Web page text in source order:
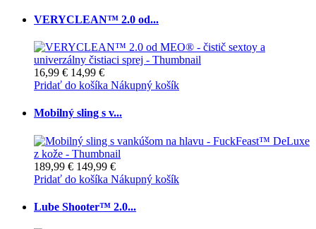
VERYCLEAN™ 2.0 od...
16,99 € 14,99 €
Pridať do košíka Nákupný košík
Mobilný sling s v...
189,99 € 149,99 €
Pridať do košíka Nákupný košík
Lube Shooter™ 2.0...